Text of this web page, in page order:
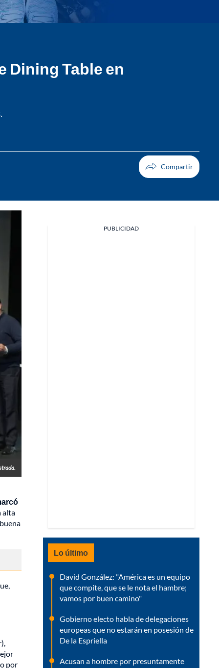
Dining Table en
alta
por
PUBLICIDAD
Lo último
David González: "América es un equipo
que compite, que se le nota el hambre;
vamos por buen camino"
Gobierno electo habla de delegaciones
europeas que no estarán en posesión de
De la Espriella
Acusan a hombre por presuntamente